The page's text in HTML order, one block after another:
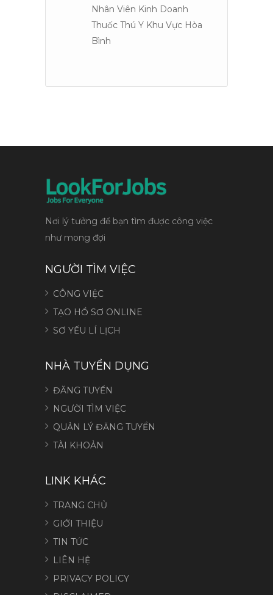
Nhân Viên Kinh Doanh
Thuốc Thú Y Khu Vực Hòa
Bình
Nơi lý tưởng để bạn tìm được công việc
như mong đợi
NGƯỜI TÌM VIỆC
CÔNG VIỆC
TẠO HỒ SƠ ONLINE
SƠ YẾU LÍ LỊCH
NHÀ TUYỂN DỤNG
ĐĂNG TUYỂN
NGƯỜI TÌM VIỆC
QUẢN LÝ ĐĂNG TUYỂN
TÀI KHOẢN
LINK KHÁC
TRANG CHỦ
GIỚI THIỆU
TIN TỨC
LIÊN HỆ
PRIVACY POLICY